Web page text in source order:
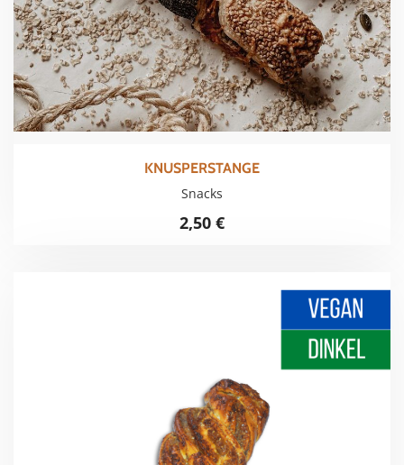
KNUSPERSTANGE
Snacks
2,50 €